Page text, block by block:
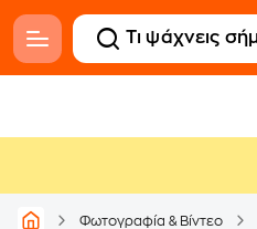
Φωτογραφία & Βίντεο